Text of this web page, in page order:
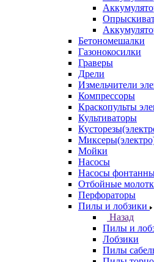
Бетономешалки
Газонокосилки
Граверы
Дрели
Измельчители
Компрессоры
Краскопульты
Культиваторы
Мойки
Насосы
Насосы
Отбойные
Перфораторы
Пилы и лобзики
Назад
Пилы и
Лобзики
Пилы